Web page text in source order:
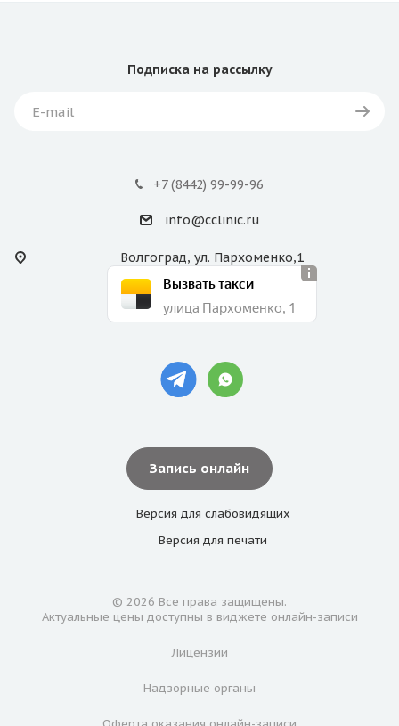
Подписка на рассылку
+7 (8442) 99-99-96
info@cclinic.ru
Волгоград, ул. Пархоменко,1
Вызвать такси
улица Пархоменко, 1
Запись онлайн
Версия для слабовидящих
Версия для печати
© 2026 Все права защищены.
Актуальные цены доступны в виджете онлайн-записи
Лицензии
Надзорные органы